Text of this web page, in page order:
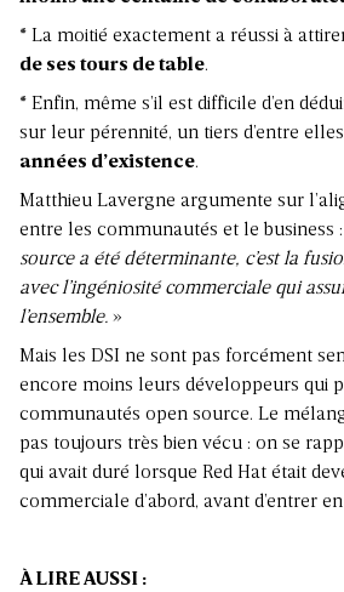
* La moitié exactement a réussi à
de ses tours de table.
* Enfin, même s’il est difficile d’en
sur leur pérennité, un tiers d’entre
années d’existence.
Matthieu Lavergne argumente sur
entre les communautés et le business
source a été déterminante, c’est la
avec l’ingéniosité commerciale qui
l’ensemble. »
Mais les DSI ne sont pas forcément
encore moins leurs développeurs qui
communautés open source. Le
pas toujours très bien vécu : on se
qui avait duré lorsque Red Hat était
commerciale d’abord, avant d’entrer
À LIRE AUSSI :